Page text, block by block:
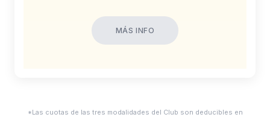
MÁS INFO
*Las cuotas de las tres modalidades del Club son deducibles en